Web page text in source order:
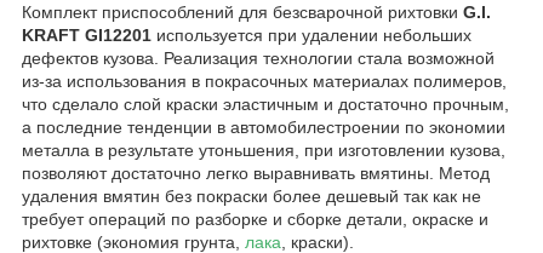
Комплект приспособлений для безсварочной рихтовки G.I.
KRAFT GI12201 используется при удалении небольших
дефектов кузова. Реализация технологии стала возможной
из-за использования в покрасочных материалах полимеров,
что сделало слой краски эластичным и достаточно прочным,
а последние тенденции в автомобилестроении по экономии
металла в результате утоньшения, при изготовлении кузова,
позволяют достаточно легко выравнивать вмятины. Метод
удаления вмятин без покраски более дешевый так как не
требует операций по разборке и сборке детали, окраске и
рихтовке (экономия грунта, лака , краски).